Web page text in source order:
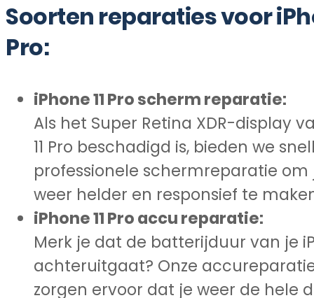
Soorten reparaties voor
Pro:
iPhone 11 Pro scherm reparatie:
Als het Super Retina XDR-display
11 Pro beschadigd is, bieden we
professionele schermreparatie
weer helder en responsief te
iPhone 11 Pro accu reparatie:
Merk je dat de batterijduur van je
achteruitgaat? Onze
zorgen ervoor dat je weer de hele